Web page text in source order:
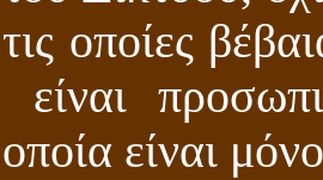
τις οποίες
είναι
οποία είναι